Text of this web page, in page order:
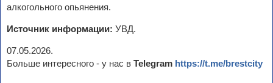
алкогольного опьянения.
Источник информации: УВД.
07.05.2026.
Больше интересного - у нас в Telegram https://t.me/brestcity